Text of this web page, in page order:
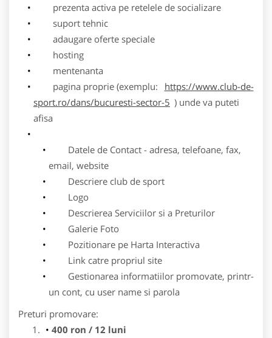
prezenta activa pe retelele de socializare
suport tehnic
adaugare oferte speciale
hosting
mentenanta
pagina proprie (exemplu:
https://www.club-de-
sport.ro/dans/bucuresti-sector-5 ) unde va puteti
afisa
Datele de Contact - adresa, telefoane, fax,
email, website
Descriere club de sport
Logo
Descrierea Serviciilor si a Preturilor
Galerie Foto
Pozitionare pe Harta Interactiva
Link catre propriul site
Gestionarea informatiilor promovate, printr-
un cont, cu user name si parola
Preturi promovare:
400 ron / 12 luni